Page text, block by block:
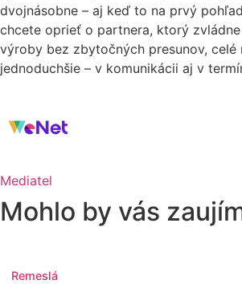
dvojnásobne – aj keď to na prvý
chcete oprieť o partnera, ktorý
výroby bez zbytočných presunov, celé
jednoduchšie – v komunikácii aj v
Mediatel
Mohlo by vás
Remeslá